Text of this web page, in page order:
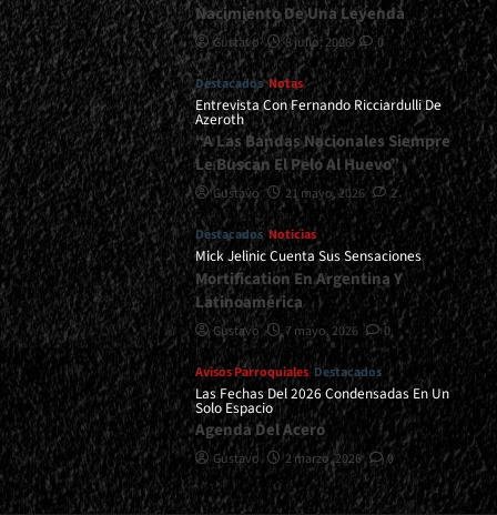
Nacimiento De Una Leyenda
Gustavo 8 julio, 2026 0
Destacados Notas
Entrevista Con Fernando Ricciardulli De
Azeroth
“A Las Bandas Nacionales Siempre
Le Buscan El Pelo Al Huevo”
Gustavo 21 mayo, 2026 2
Destacados Noticias
Mick Jelinic Cuenta Sus Sensaciones
Mortification En Argentina Y
Latinoamérica
Gustavo 7 mayo, 2026 0
Avisos Parroquiales Destacados
Las Fechas Del 2026 Condensadas En Un
Solo Espacio
Agenda Del Acero
Gustavo 2 marzo, 2026 0